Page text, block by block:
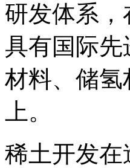
研发体系
具有国际
材料、储氢
上。
稀土开发